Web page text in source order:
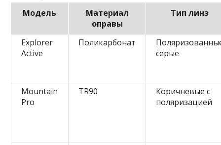
Модель
Материал
оправы
Тип линз
Explorer
Active
Поликарбонат
серые
Mountain
Pro
TR90
Коричневые с
поляризацией